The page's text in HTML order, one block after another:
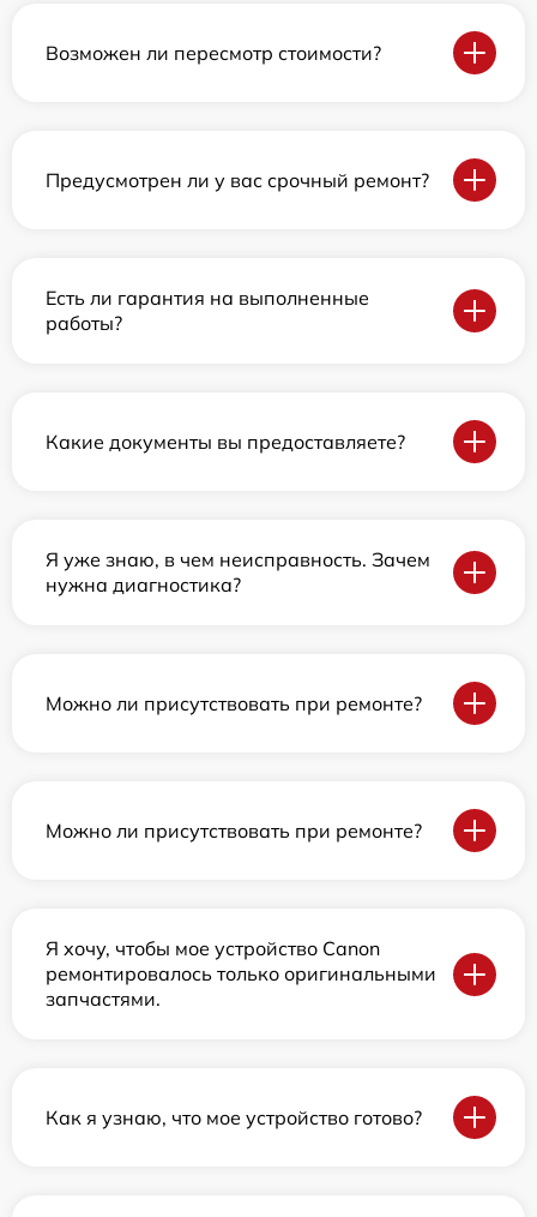
Возможен ли пересмотр стоимости?
Предусмотрен ли у вас срочный ремонт?
Есть ли гарантия на выполненные
работы?
Какие документы вы предоставляете?
Я уже знаю, в чем неисправность. Зачем
нужна диагностика?
Можно ли присутствовать при ремонте?
Можно ли присутствовать при ремонте?
Я хочу, чтобы мое устройство Canon
ремонтировалось только оригинальными
запчастями.
Как я узнаю, что мое устройство готово?